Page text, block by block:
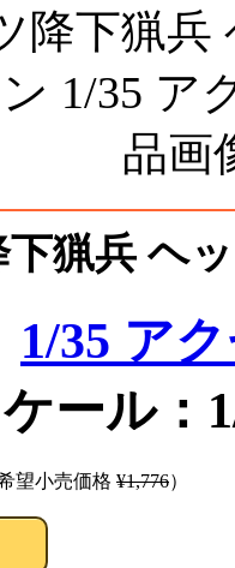
猟兵 ヘ
1/35 ア
ール：
望小売価格 ¥1,776）